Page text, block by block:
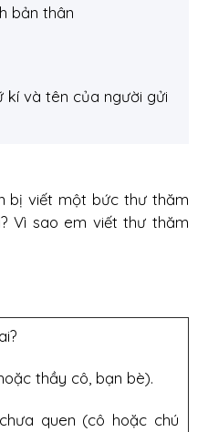
bản thân
kí và tên của người gửi
bị viết một bức thư thăm
Vì sao em viết thư thăm
thầy cô, bạn bè).
quen (cô hoặc chú